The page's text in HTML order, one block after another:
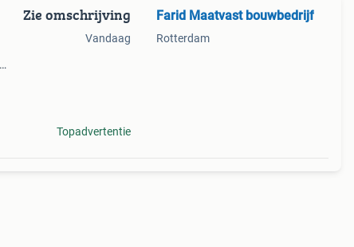
Zie omschrijving
Vandaag
Topadvertentie
Farid Maatvast bouwbedrijf
Rotterdam